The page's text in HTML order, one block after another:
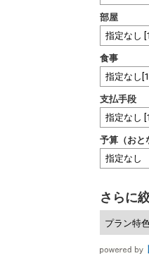
部屋
食事
支払手段
予算（おと
さらに
プラン特